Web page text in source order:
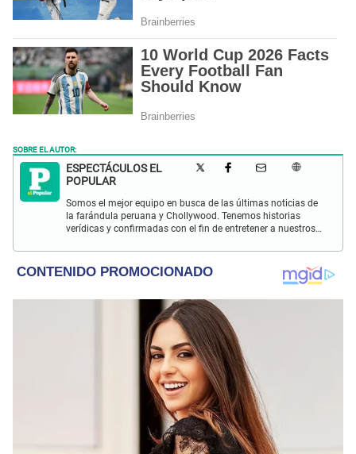
SOBRE EL AUTOR:
ESPECTÁCULOS EL
POPULAR
Somos el mejor equipo en busca de las últimas noticias de
la farándula peruana y Chollywood. Tenemos historias
verídicas y confirmadas con el fin de entretener a nuestros